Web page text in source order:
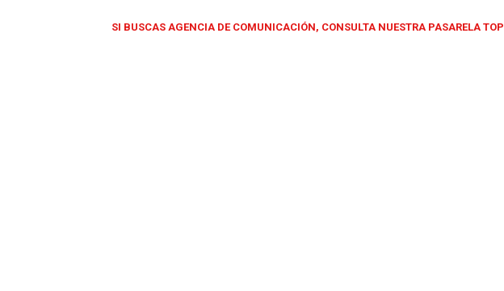
SI BUSCAS AGENCIA DE COMUNICACIÓN, CONSULTA NUESTRA PASARELA TOP